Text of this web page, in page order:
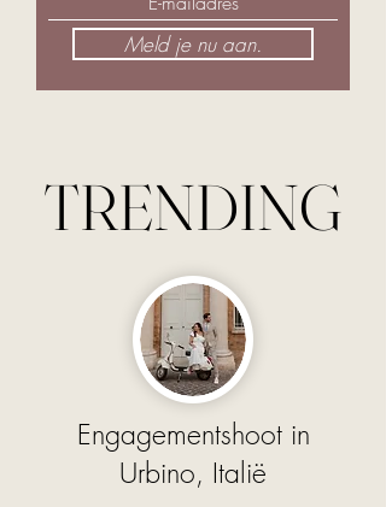
Meld je nu aan.
TRENDING
Engagementshoot in
Urbino, Italië